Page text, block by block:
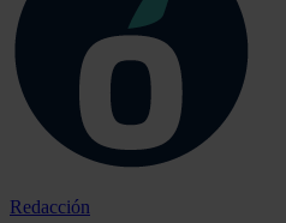
Redacción